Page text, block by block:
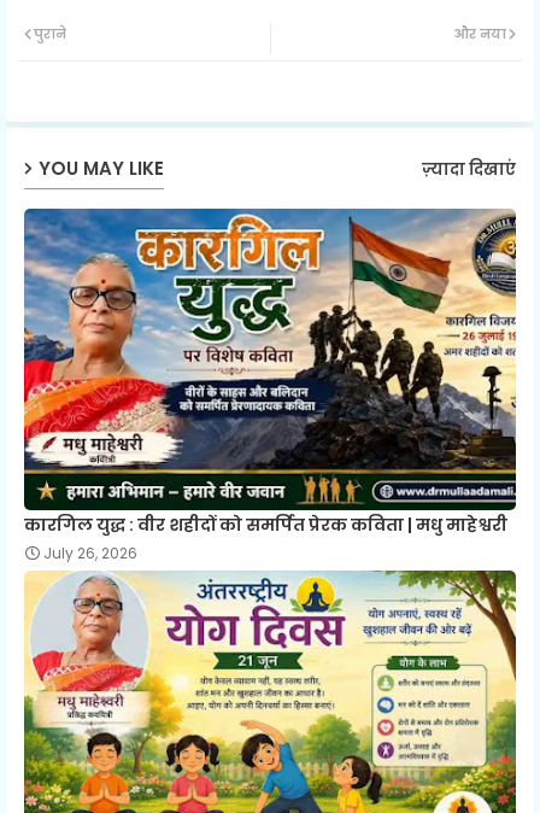
ap
और नया
पुराने
YOU MAY LIKE ज़्यादा दिखाएं
कारगिल युद्ध : वीर शहीदों को समर्पित प्रेरक कविता | मधु माहेश्वरी
July 26, 2026